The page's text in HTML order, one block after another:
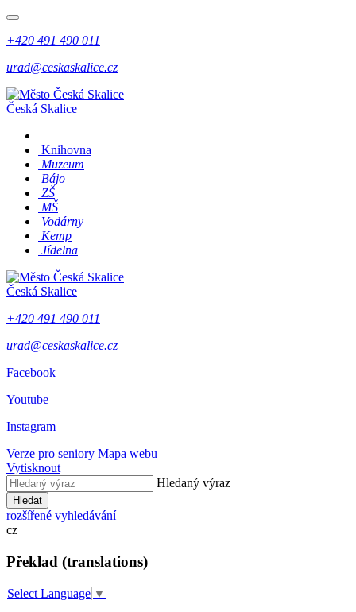
+420 491 490 011
urad@ceskaskalice.cz
Česká Skalice
Knihovna
Muzeum
Bájo
ZŠ
MŠ
Vodárny
Kemp
Jídelna
Česká Skalice
+420 491 490 011
urad@ceskaskalice.cz
Facebook
Youtube
Instagram
Verze pro seniory Mapa webu
Vytisknout
Hledaný výraz
Hledat
rozšířené vyhledávání
cz
Překlad (translations)
Select Language ▼